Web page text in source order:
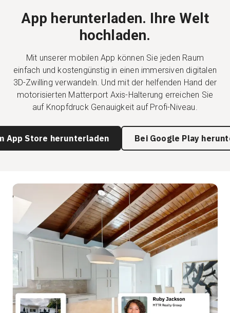
Vertrieb:+49 6956 608908
App herunterladen. Ihre Welt
hochladen.
Mit unserer mobilen App können Sie jeden Raum
einfach und kostengünstig in einen immersiven digitalen
3D-Zwilling verwandeln. Und mit der helfenden Hand der
motorisierten Matterport Axis-Halterung erreichen Sie
auf Knopfdruck Genauigkeit auf Profi-Niveau.
App Store herunterladen Bei Google Play